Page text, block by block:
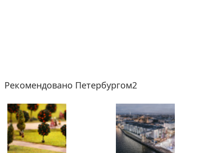
Рекомендовано Петербургом2